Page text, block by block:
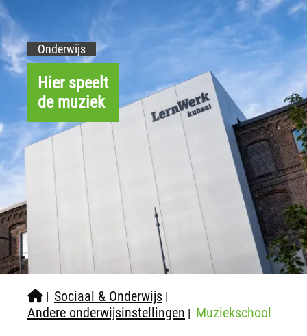
Onderwijs
Hier speelt
de muziek
| Sociaal & Onderwijs |
Andere onderwijsinstellingen | Muziekschool